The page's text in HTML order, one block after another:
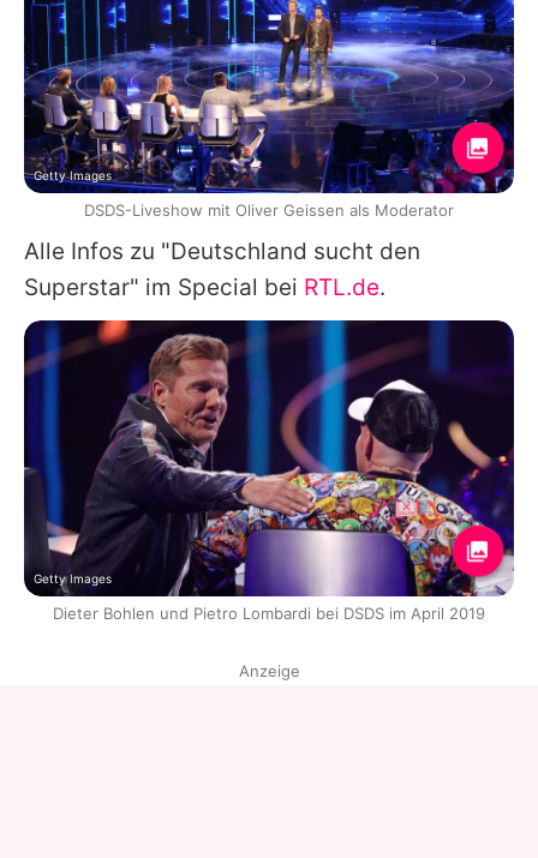
Alle Infos zu "Deutschland sucht den
Superstar" im Special bei RTL.de.
Getty Images
DSDS-Liveshow mit Oliver Geissen als Moderator
Getty Images
Dieter Bohlen und Pietro Lombardi bei DSDS im April 2019
Anzeige